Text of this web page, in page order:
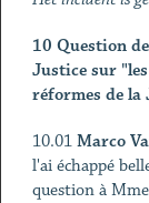
10 Question
Justice sur
réformes de la
10.01 Marco
l'ai échappé
question à